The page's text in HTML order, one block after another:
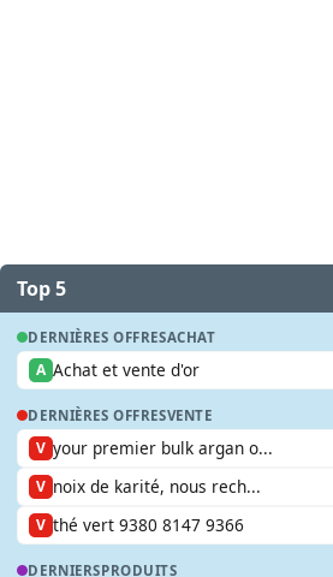
Top 5
DERNIÈRES OFFRESACHAT
A Achat et vente d'or
DERNIÈRES OFFRESVENTE
V your premier bulk argan o...
V noix de karité, nous rech...
V thé vert 9380 8147 9366
DERNIERSPRODUITS